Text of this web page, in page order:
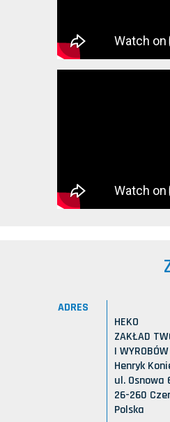
ADRES
HEKO
ZAKŁAD
I
Henryk
ul. Osnowa
26-260
Polska